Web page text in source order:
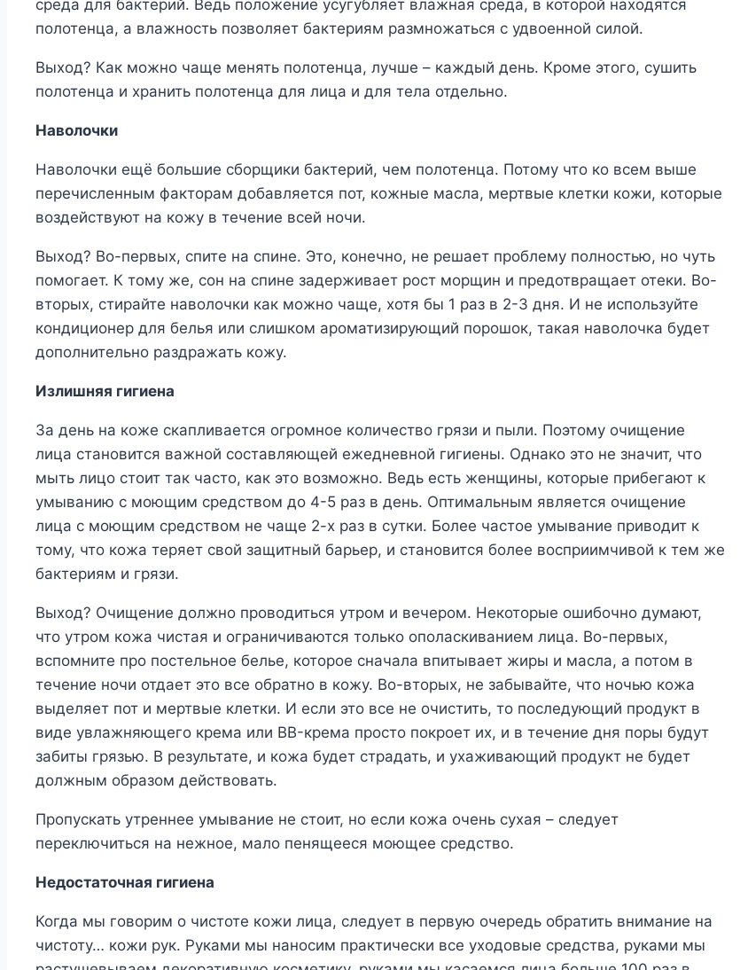
среда для бактерий. Ведь положение усугубляет влажная среда, в которой находятся
полотенца, а влажность позволяет бактериям размножаться с удвоенной силой.
Выход? Как можно чаще менять полотенца, лучше – каждый день. Кроме этого, сушить
полотенца и хранить полотенца для лица и для тела отдельно.
Наволочки
Наволочки ещё большие сборщики бактерий, чем полотенца. Потому что ко всем выше
перечисленным факторам добавляется пот, кожные масла, мертвые клетки кожи, которые
воздействуют на кожу в течение всей ночи.
Выход? Во-первых, спите на спине. Это, конечно, не решает проблему полностью, но чуть
помогает. К тому же, сон на спине задерживает рост морщин и предотвращает отеки. Во-
вторых, стирайте наволочки как можно чаще, хотя бы 1 раз в 2-3 дня. И не используйте
кондиционер для белья или слишком ароматизирующий порошок, такая наволочка будет
дополнительно раздражать кожу.
Излишняя гигиена
За день на коже скапливается огромное количество грязи и пыли. Поэтому очищение
лица становится важной составляющей ежедневной гигиены. Однако это не значит, что
мыть лицо стоит так часто, как это возможно. Ведь есть женщины, которые прибегают к
умыванию с моющим средством до 4-5 раз в день. Оптимальным является очищение
лица с моющим средством не чаще 2-х раз в сутки. Более частое умывание приводит к
тому, что кожа теряет свой защитный барьер, и становится более восприимчивой к тем же
бактериям и грязи.
Выход? Очищение должно проводиться утром и вечером. Некоторые ошибочно думают,
что утром кожа чистая и ограничиваются только ополаскиванием лица. Во-первых,
вспомните про постельное белье, которое сначала впитывает жиры и масла, а потом в
течение ночи отдает это все обратно в кожу. Во-вторых, не забывайте, что ночью кожа
выделяет пот и мертвые клетки. И если это все не очистить, то последующий продукт в
виде увлажняющего крема или BB-крема просто покроет их, и в течение дня поры будут
забиты грязью. В результате, и кожа будет страдать, и ухаживающий продукт не будет
должным образом действовать.
Пропускать утреннее умывание не стоит, но если кожа очень сухая – следует
переключиться на нежное, мало пенящееся моющее средство.
Недостаточная гигиена
Когда мы говорим о чистоте кожи лица, следует в первую очередь обратить внимание на
чистоту… кожи рук. Руками мы наносим практически все уходовые средства, руками мы